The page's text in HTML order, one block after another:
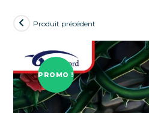
PROMO !
Produit précédent